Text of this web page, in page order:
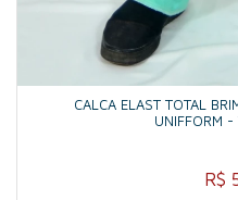
CALCA ELAST TOTAL
UNIFFORM
R$